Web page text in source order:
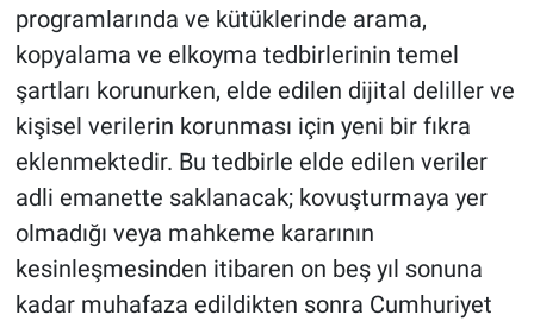
programlarında ve kütüklerinde arama,
kopyalama ve elkoyma tedbirlerinin temel
şartları korunurken, elde edilen dijital deliller ve
kişisel verilerin korunması için yeni bir fıkra
eklenmektedir. Bu tedbirle elde edilen veriler
adli emanette saklanacak; kovuşturmaya yer
olmadığı veya mahkeme kararının
kesinleşmesinden itibaren on beş yıl sonuna
kadar muhafaza edildikten sonra Cumhuriyet